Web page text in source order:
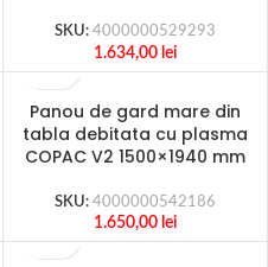
SKU: 4000000529293
1.634,00 lei
Panou de gard mare din
tabla debitata cu plasma
COPAC V2 1500×1940 mm
SKU: 4000000542186
1.650,00 lei